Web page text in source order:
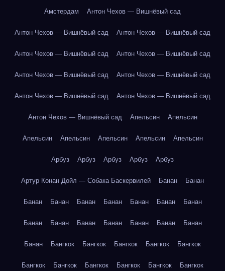
Амстердам Антон Чехов — Вишнёвый сад
Антон Чехов — Вишнёвый сад Антон Чехов — Вишнёвый сад
Антон Чехов — Вишнёвый сад Антон Чехов — Вишнёвый сад
Антон Чехов — Вишнёвый сад Антон Чехов — Вишнёвый сад
Антон Чехов — Вишнёвый сад Антон Чехов — Вишнёвый сад
Антон Чехов — Вишнёвый сад Апельсин Апельсин
Апельсин Апельсин Апельсин Апельсин Апельсин
Арбуз Арбуз Арбуз Арбуз Арбуз
Артур Конан Дойл — Собака Баскервилей Банан Банан
Банан Банан Банан Банан Банан Банан Банан
Банан Банан Банан Банан Банан Банан Банан
Банан Бангкок Бангкок Бангкок Бангкок Бангкок
Бангкок Бангкок Бангкок Бангкок Бангкок Бангкок